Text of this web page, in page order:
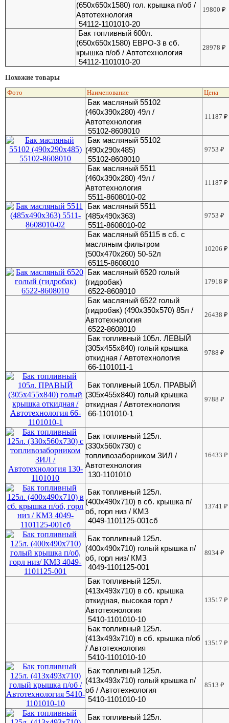
(650х650х1580) гол. крышка п/об /
Автотехнология
54112-1101010-20
19800₽
Бак топливный 600л.
(650х650х1580) ЕВРО-3 в сб.
крышка п/об / Автотехнология
54112-1101010-20
28978₽
Похожие товары
Фото Наименование Цена
Бак масляный 55102
(460х390х280) 49л /
Автотехнология
55102-8608010
11187₽
Бак масляный 55102
(490х290х485)
55102-8608010
9753₽
Бак масляный 5511
(460х390х280) 49л /
Автотехнология
5511-8608010-02
11187₽
Бак масляный 5511
(485х490х363)
5511-8608010-02
9753₽
Бак масляный 65115 в сб. с
масляным фильтром
(500х470х260) 50-52л
65115-8608010
10206₽
Бак масляный 6520 голый
(гидробак)
6522-8608010
17918₽
Бак масляный 6522 голый
(гидробак) (490х350х570) 85л /
Автотехнология
6522-8608010
26438₽
Бак топливный 105л. ЛЕВЫЙ
(305х455х840) голый крышка
откидная / Автотехнология
66-1101011-1
9788₽
Бак топливный 105л. ПРАВЫЙ
(305х455х840) голый крышка
откидная / Автотехнология
66-1101010-1
9788₽
Бак топливный 125л.
(330х560х730) с
топливозаборником ЗИЛ /
Автотехнология
130-1101010
16433₽
Бак топливный 125л.
(400х490х710) в сб. крышка п/
об, горл низ / КМЗ
4049-1101125-001сб
13741₽
Бак топливный 125л.
(400х490х710) голый крышка п/
об, горл низ/ КМЗ
4049-1101125-001
8934₽
Бак топливный 125л.
(413х493х710) в сб. крышка
откидная, высокая горл /
Автотехнология
5410-1101010-10
13517₽
Бак топливный 125л.
(413х493х710) в сб. крышка п/об
/ Автотехнология
5410-1101010-10
13517₽
Бак топливный 125л.
(413х493х710) голый крышка п/
об / Автотехнология
5410-1101010-10
8513₽
Бак топливный 125л.